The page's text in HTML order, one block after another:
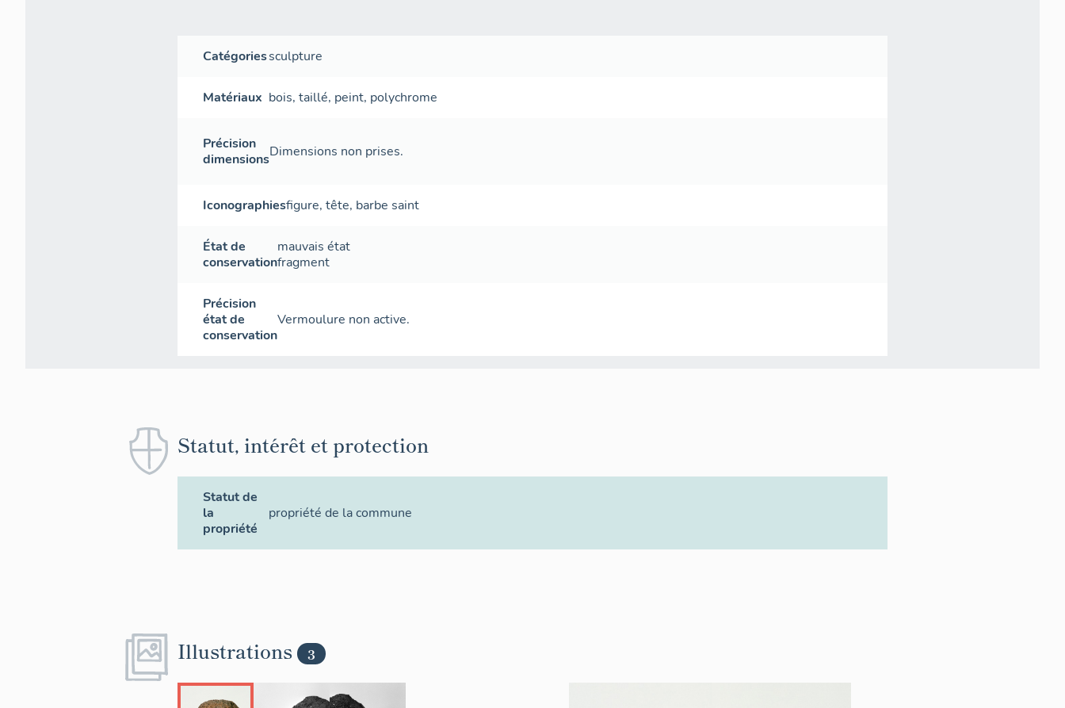
Catégoriessculpture
Matériaux bois,taillé, peint, polychrome
Précision
dimensionsDimensions non prises.
Iconographiesfigure, tête, barbe saint
État de
conservation
mauvais état
fragment
Précision
état de
conservation
Vermoulure non active.
Statut, intérêt et protection
Statut de
la
propriété
propriété de la commune
Illustrations 3